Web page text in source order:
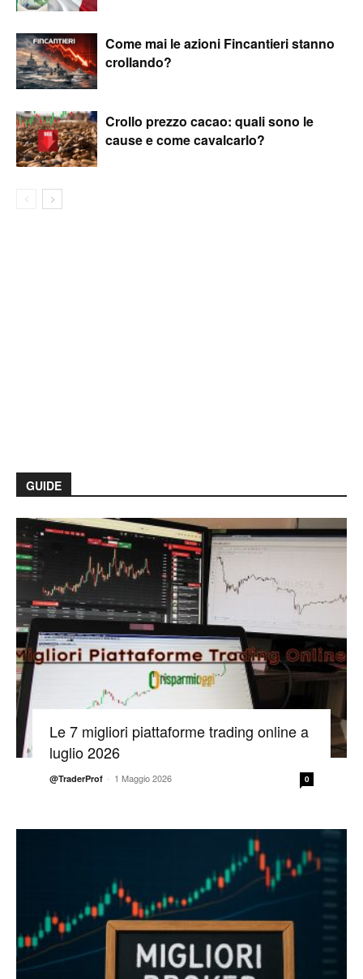
Come mai le azioni Fincantieri stanno
crollando?
Crollo prezzo cacao: quali sono le
cause e come cavalcarlo?
GUIDE
Le 7 migliori piattaforme trading online a
luglio 2026
@TraderProf - 1 Maggio 2026 0